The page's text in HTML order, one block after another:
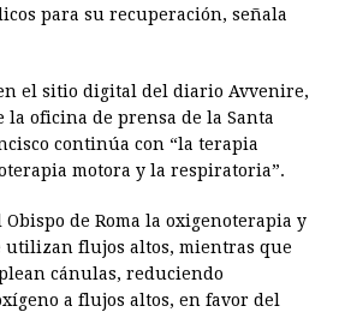
para su recuperación, señala
el sitio digital del diario Avvenire,
la oficina de prensa de la Santa
continúa con “la terapia
motora y la respiratoria”.
de Roma la oxigenoterapia y
utilizan flujos altos, mientras que
cánulas, reduciendo
a flujos altos, en favor del